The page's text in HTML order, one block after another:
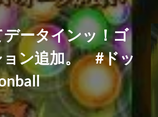
ータインッ！ゴ
ョン追加。 #ドッ